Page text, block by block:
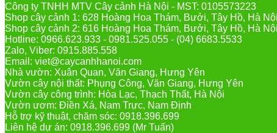
Công ty TNHH MTV Cây cảnh Hà Nội - MST: 0105573223
Shop cây cảnh 1: 628 Hoàng Hoa Thám, Bưởi, Tây Hồ, Hà Nội
Shop cây cảnh 2: 616 Hoàng Hoa Thám, Bưởi, Tây Hồ, Hà Nội
Hotline: 0966.623.933 - 0981.525.055 - (04) 6683.5533
Zalo, Viber: 0915.885.558
Email: viet@caycanhhanoi.com
Nhà vườn: Xuân Quan, Văn Giang, Hưng Yên
Vườn cây nội thất: Phụng Công, Văn Giang, Hưng Yên
Vườn cây công trình: Hòa Lạc, Thạch Thất, Hà Nội
Vườn ươm: Điền Xá, Nam Trực, Nam Định
Hỗ trợ kỹ thuật, chăm sóc: 0918.396.699
Liên hệ dự án: 0918.396.699 (Mr Tuấn)